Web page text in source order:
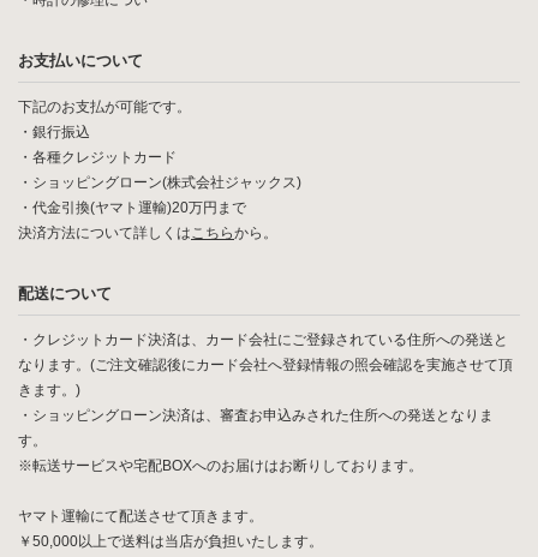
お支払いについて
下記のお支払が可能です。
・銀行振込
・各種クレジットカード
・ショッピングローン(株式会社ジャックス)
・代金引換(ヤマト運輸)20万円まで
決済方法について詳しくはこちらから。
配送について
・クレジットカード決済は、カード会社にご登録されている住所への発送と
なります。(ご注文確認後にカード会社へ登録情報の照会確認を実施させて頂
きます。)
・ショッピングローン決済は、審査お申込みされた住所への発送となりま
す。
※転送サービスや宅配BOXへのお届けはお断りしております。
ヤマト運輸にて配送させて頂きます。
￥50,000以上で送料は当店が負担いたします。